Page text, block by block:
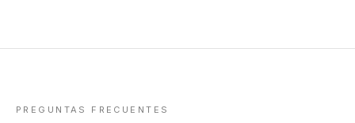
PREGUNTAS FRECUENTES